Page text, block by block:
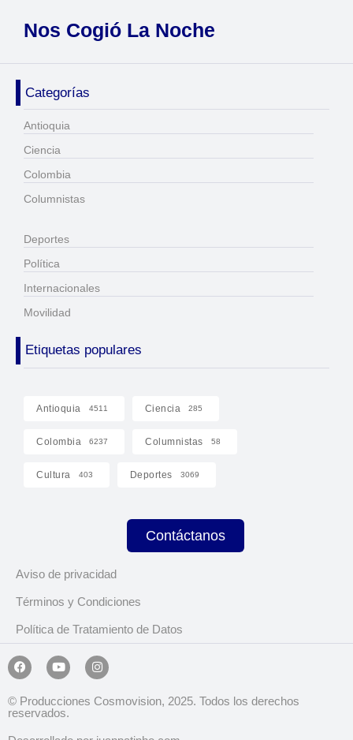
Nos Cogió La Noche
Categorías
Antioquia
Ciencia
Colombia
Columnistas
Deportes
Política
Internacionales
Movilidad
Etiquetas populares
Antioquia 4511 Ciencia 285
Colombia 6237 Columnistas 58
Cultura 403 Deportes 3069
Contáctanos
Aviso de privacidad
Términos y Condiciones
Política de Tratamiento de Datos
© Producciones Cosmovision, 2025. Todos los derechos
reservados.